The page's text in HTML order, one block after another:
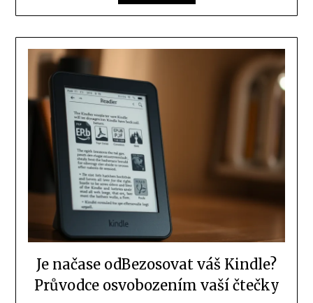
Je načase odBezosovat váš Kindle?
Průvodce osvobozením vaší čtečky